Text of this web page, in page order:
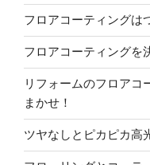
フロアコーティングは
フロアコーティングを
リフォームのフロアコ
まかせ！
ツヤなしとピカピカ高